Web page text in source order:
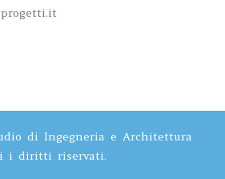
di Ingegneria e Architettura
i diritti riservati.